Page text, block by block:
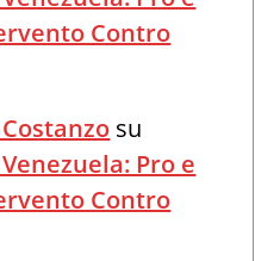
Contro
su
Pro e
Contro